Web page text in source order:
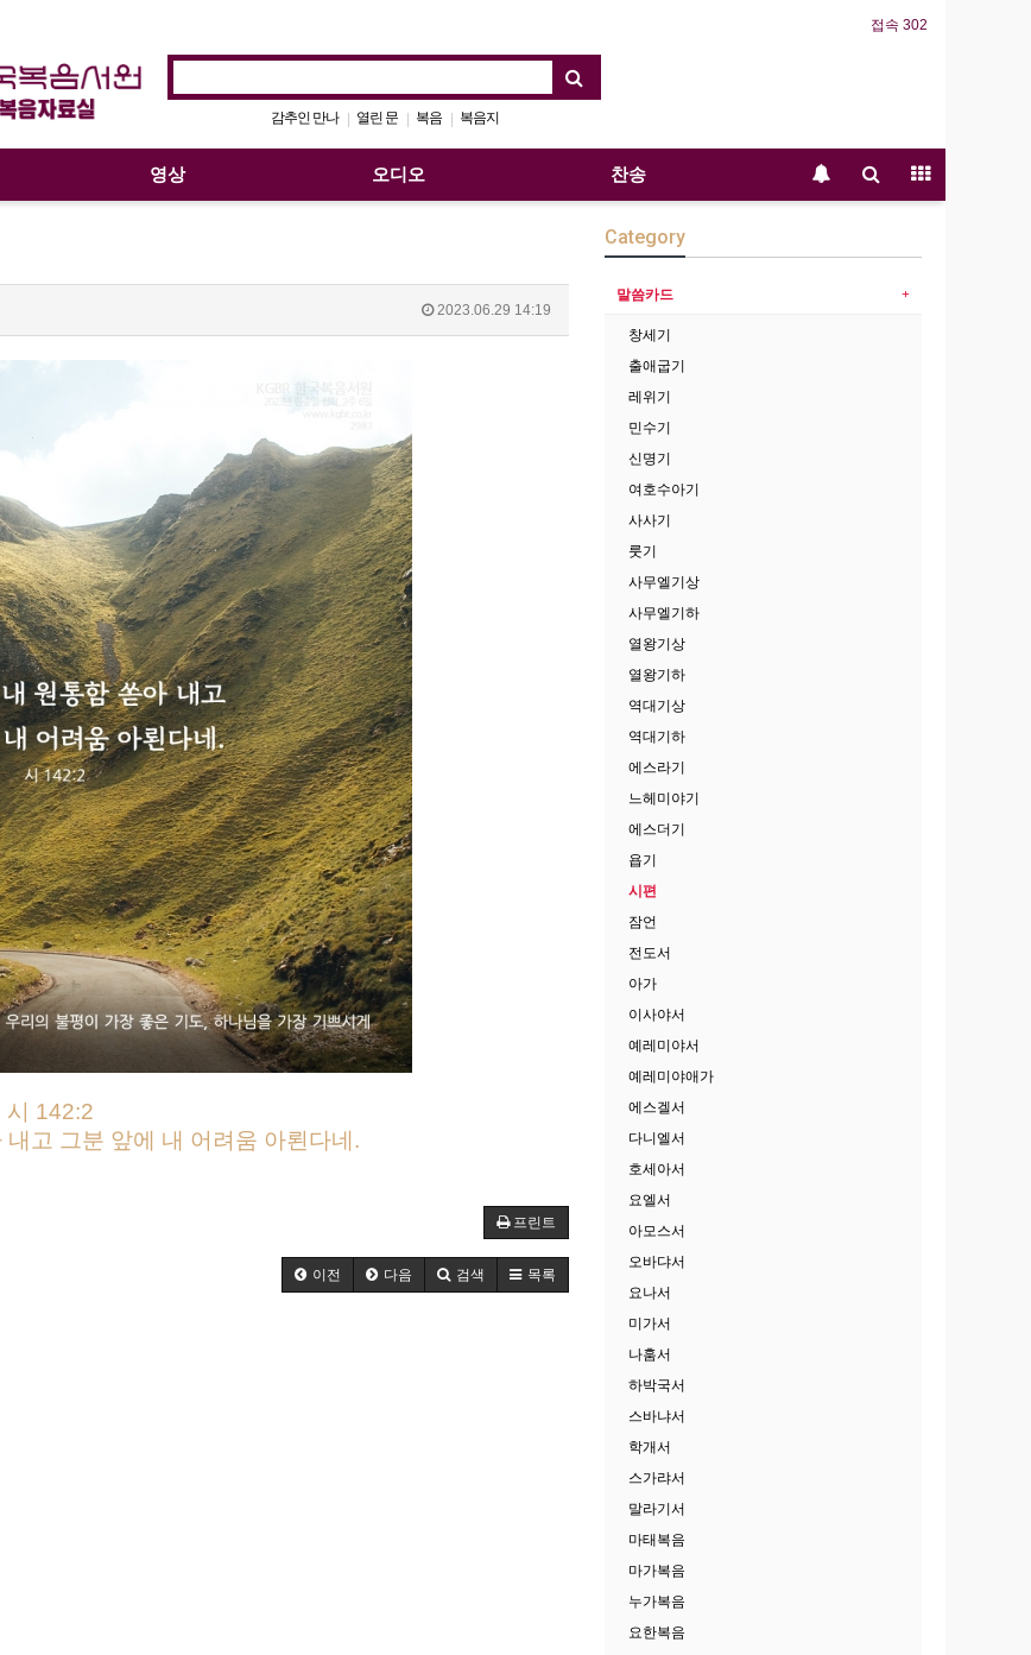
접속 302
감추인 만나 | 열린 문 | 복음 | 복음지
영상 오디오 찬송
2023.06.29 14:19
시 142:2
고 그분 앞에 내 어려움 아뢴다네.
프린트
이전 다음 검색 목록
Category
말씀카드
창세기
출애굽기
레위기
민수기
신명기
여호수아기
사사기
룻기
사무엘기상
사무엘기하
열왕기상
열왕기하
역대기상
역대기하
에스라기
느헤미야기
에스더기
욥기
시편
잠언
전도서
아가
이사야서
예레미야서
예레미야애가
에스겔서
다니엘서
호세아서
요엘서
아모스서
오바댜서
요나서
미가서
나훔서
하박국서
스바냐서
학개서
스가랴서
말라기서
마태복음
마가복음
누가복음
요한복음